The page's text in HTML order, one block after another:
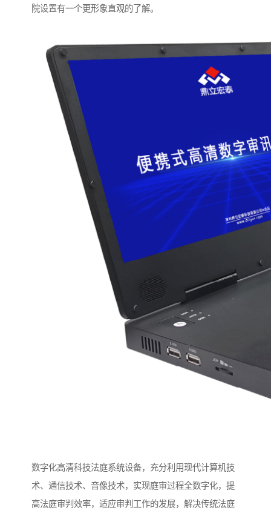
院设置有一个更形象直观的了解。
数字化高清科技法庭系统设备，充分利用现代计算机技
术、通信技术、音像技术，实现庭审过程全数字化，提
高法庭审判效率，适应审判工作的发展，解决传统法庭